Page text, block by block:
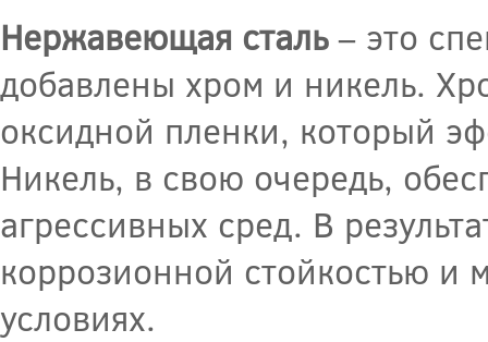
Нержавеющая сталь– это
добавлены хром и никель.
оксидной пленки, который
Никель, в свою очередь,
агрессивных сред. В
коррозионной стойкостью и
условиях.